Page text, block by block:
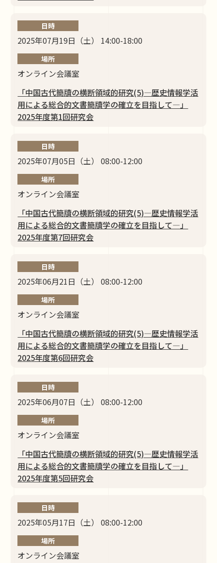
日時
2025年07月19日（土） 14:00-18:00
場所
オンライン会議室
「中国古代簡牘の横断領域的研究(5)―歴史情報学活
⽤による総合的⽂書簡牘学の確⽴を⽬指して―」
2025年度第1回研究会
日時
2025年07月05日（土） 08:00-12:00
場所
オンライン会議室
「中国古代簡牘の横断領域的研究(5)―歴史情報学活
⽤による総合的⽂書簡牘学の確⽴を⽬指して―」
2025年度第7回研究会
日時
2025年06月21日（土） 08:00-12:00
場所
オンライン会議室
「中国古代簡牘の横断領域的研究(5)―歴史情報学活
⽤による総合的⽂書簡牘学の確⽴を⽬指して―」
2025年度第6回研究会
日時
2025年06月07日（土） 08:00-12:00
場所
オンライン会議室
「中国古代簡牘の横断領域的研究(5)―歴史情報学活
⽤による総合的⽂書簡牘学の確⽴を⽬指して―」
2025年度第5回研究会
日時
2025年05月17日（土） 08:00-12:00
場所
オンライン会議室